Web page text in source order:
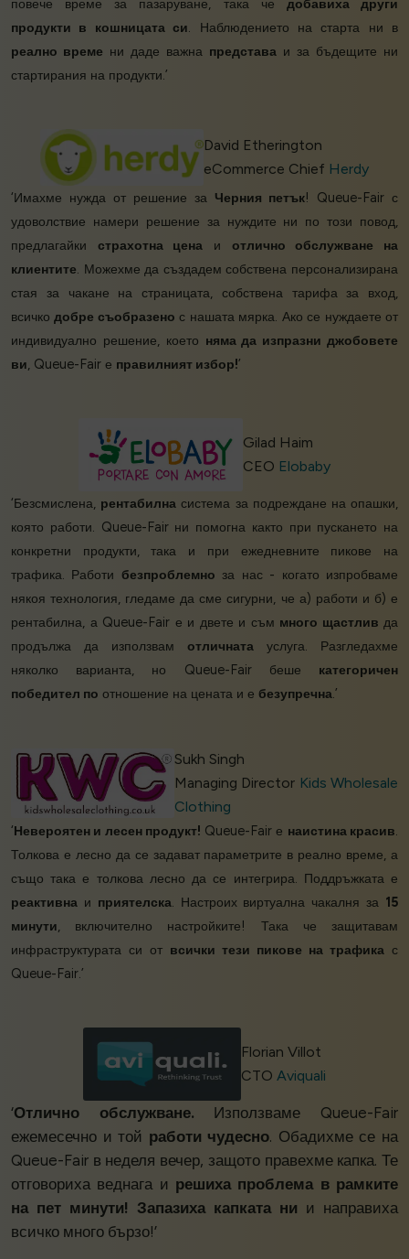
повече време за пазаруване, така че добавиха други
продукти в кошницата си. Наблюдението на старта ни в
реално време ни даде важна представа и за бъдещите ни
стартирания на продукти.’
David Etherington
eCommerce Chief Herdy
‘Имахме нужда от решение за Черния петък! Queue-Fair с
удоволствие намери решение за нуждите ни по този повод,
предлагайки страхотна цена и отлично обслужване на
клиентите. Можехме да създадем собствена персонализирана
стая за чакане на страницата, собствена тарифа за вход,
всичкодобре съобразено с нашата мярка. Ако се нуждаете от
индивидуално решение, което няма да изпразни джобовете
ви, Queue-Fair е правилният избор!’
Gilad Haim
CEO Elobaby
‘Безсмислена, рентабилна система за подреждане на опашки,
която работи. Queue-Fair ни помогна както при пускането на
конкретни продукти, така и при ежедневните пикове на
трафика. Работи безпроблемно за нас - когато изпробваме
някоя технология, гледаме да сме сигурни, че а) работи и б) е
рентабилна, а Queue-Fair е и двете и съм много щастлив да
продължа да използвам отличната услуга. Разгледахме
няколко варианта, но Queue-Fair беше категоричен
победител по отношение на цената и е безупречна.’
Sukh Singh
Managing Director Kids Wholesale
Clothing
‘Невероятен и лесен продукт! Queue-Fair е наистина красив.
Толкова е лесно да се задават параметрите в реално време, а
също така е толкова лесно да се интегрира. Поддръжката е
реактивна и приятелска. Настроих виртуална чакалня за 15
минути, включително настройките! Така че защитавам
инфраструктурата си от всички тези пикове на трафика с
Queue-Fair.’
Florian Villot
CTO Aviquali
‘Отлично обслужване. Използваме Queue-Fair
ежемесечно и той работи чудесно. Обадихме се на
Queue-Fair в неделя вечер, защото правехме капка. Те
отговориха веднага и решиха проблема в рамките
на пет минути! Запазиха капката ни и направиха
всичко много бързо!’